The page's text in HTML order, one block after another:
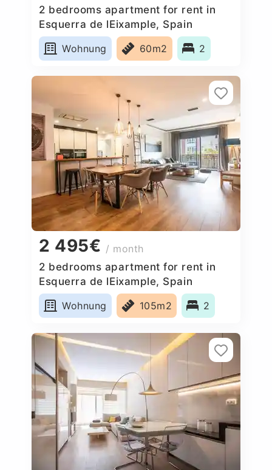
2 bedrooms apartment for rent in
Esquerra de lEixample, Spain
Wohnung
60m2 2
2 495€ / month
2 bedrooms apartment for rent in
Esquerra de lEixample, Spain
Wohnung
105m2 2